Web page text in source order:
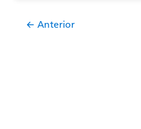
← Anterior